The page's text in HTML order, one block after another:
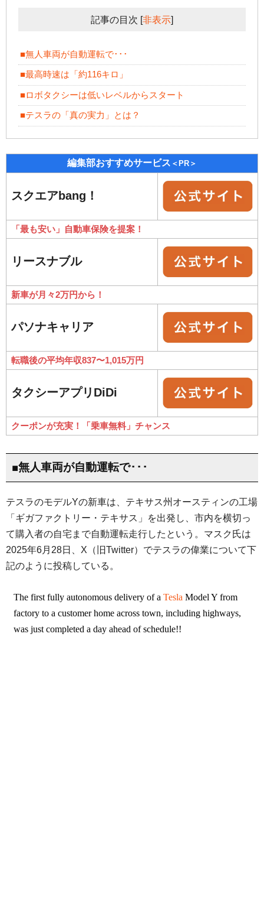
記事の目次 [非表示]
■無人車両が自動運転で･･･
■最高時速は「約116キロ」
■ロボタクシーは低いレベルからスタート
■テスラの「真の実力」とは？
編集部おすすめサービス ＜PR＞
スクエアbang！
「最も安い」自動車保険を提案！
リースナブル
新車が月々2万円から！
パソナキャリア
転職後の平均年収837〜1,015万円
タクシーアプリDiDi
クーポンが充実！「乗車無料」チャンス
■無人車両が自動運転で･･･
テスラのモデルYの新車は、テキサス州オースティンの工場
「ギガファクトリー・テキサス」を出発し、市内を横切っ
て購入者の自宅まで自動運転走行したという。マスク氏は
2025年6月28日、X（旧Twitter）でテスラの偉業について下
記のように投稿している。
The first fully autonomous delivery of a Tesla Model Y from
factoryto a customer home across town, including highways,
was just completed a day ahead of schedule!!